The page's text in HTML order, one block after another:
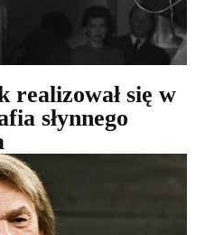
się w
słynnego